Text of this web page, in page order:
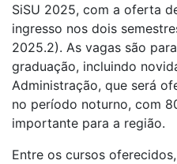
SiSU 2025, com a oferta
ingresso nos dois
2025.2). As vagas são
graduação, incluindo
Administração, que será
no período noturno, com
importante para a região.
Entre os cursos